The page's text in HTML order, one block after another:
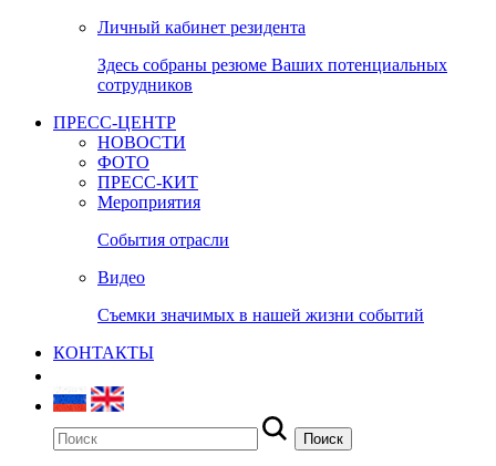
Личный кабинет резидента
Здесь собраны резюме Ваших потенциальных
сотрудников
ПРЕСС-ЦЕНТР
НОВОСТИ
ФОТО
ПРЕСС-КИТ
Мероприятия
События отрасли
Видео
Съемки значимых в нашей жизни событий
КОНТАКТЫ